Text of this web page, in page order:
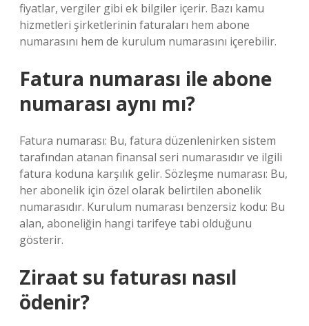
fiyatlar, vergiler gibi ek bilgiler içerir. Bazı kamu
hizmetleri şirketlerinin faturaları hem abone
numarasını hem de kurulum numarasını içerebilir.
Fatura numarası ile abone
numarası aynı mı?
Fatura numarası: Bu, fatura düzenlenirken sistem
tarafından atanan finansal seri numarasıdır ve ilgili
fatura koduna karşılık gelir. Sözleşme numarası: Bu,
her abonelik için özel olarak belirtilen abonelik
numarasıdır. Kurulum numarası benzersiz kodu: Bu
alan, aboneliğin hangi tarifeye tabi olduğunu
gösterir.
Ziraat su faturası nasıl
ödenir?